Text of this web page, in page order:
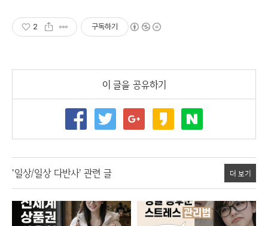
2 구독하기
이 글을 공유하기
'일상/일상 다반사' 관련 글 더 보기